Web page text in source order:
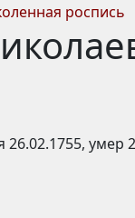
роспись
26.02.1755, умер